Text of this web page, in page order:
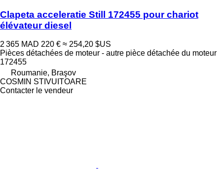
Clapeta acceleratie Still 172455 pour chariot
élévateur diesel
2 365 MAD 220 € ≈ 254,20 $US
Pièces détachées de moteur - autre pièce détachée du moteur
172455
Roumanie, Braşov
COSMIN STIVUITOARE
Contacter le vendeur